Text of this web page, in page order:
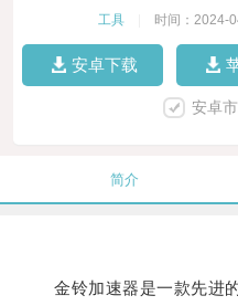
工具 时间：2024-
安卓下载
安卓
简介
金铃加速器是一款先进的